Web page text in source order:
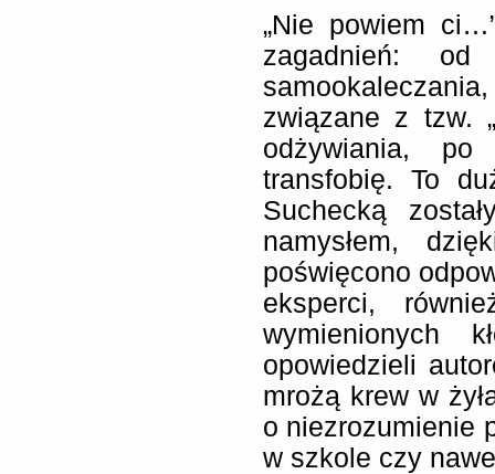
„Nie powiem
zagadnień:
związane z tzw.
odżywiania,
transfobię. To
Suchecką
namysłem,
poświęcono
eksperci,
wymienionych
opowiedzieli
mrożą krew w
o niezrozumienie
w szkole czy